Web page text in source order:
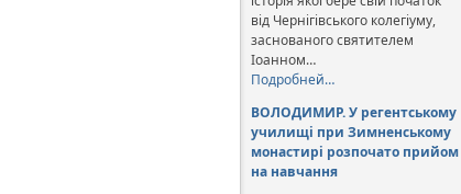
від Чернігівського колегіуму,
заснованого святителем
Іоанном…
Подробней…
ВОЛОДИМИР. У регентському
училищі при Зимненському
монастирі розпочато прийом
на навчання